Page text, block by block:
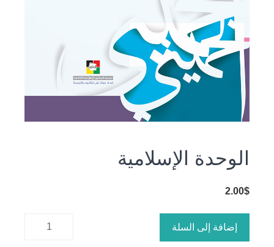
الوحدة الإسلامية
2.00$
إضافة إلى السلة